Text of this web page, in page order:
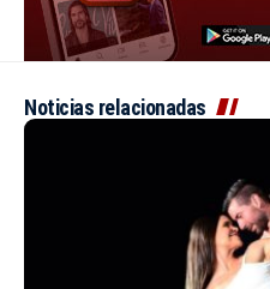
Noticias relacionadas